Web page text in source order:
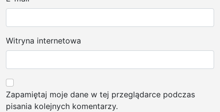
Witryna internetowa
Zapamiętaj moje dane w tej przeglądarce podczas
pisania kolejnych komentarzy.